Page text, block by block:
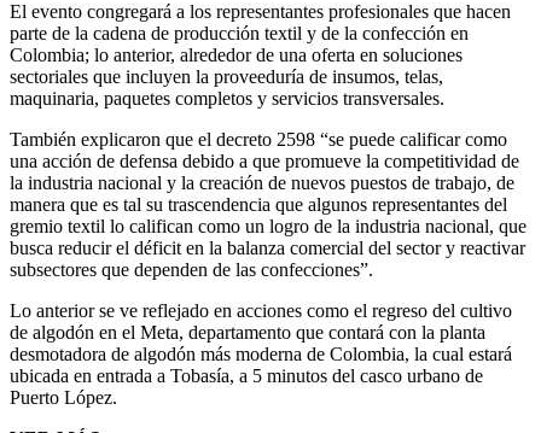
El evento congregará a los representantes profesionales que hacen
parte de la cadena de producción textil y de la confección en
Colombia; lo anterior, alrededor de una oferta en soluciones
sectoriales que incluyen la proveeduría de insumos, telas,
maquinaria, paquetes completos y servicios transversales.
También explicaron que el decreto 2598 “se puede calificar como
una acción de defensa debido a que promueve la competitividad de
la industria nacional y la creación de nuevos puestos de trabajo, de
manera que es tal su trascendencia que algunos representantes del
gremio textil lo califican como un logro de la industria nacional, que
busca reducir el déficit en la balanza comercial del sector y reactivar
subsectores que dependen de las confecciones”.
Lo anterior se ve reflejado en acciones como el regreso del cultivo
de algodón en el Meta, departamento que contará con la planta
desmotadora de algodón más moderna de Colombia, la cual estará
ubicada en entrada a Tobasía, a 5 minutos del casco urbano de
Puerto López.